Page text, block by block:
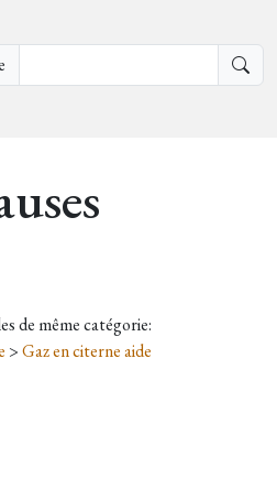
de même catégorie:
>Gaz en citerne aide